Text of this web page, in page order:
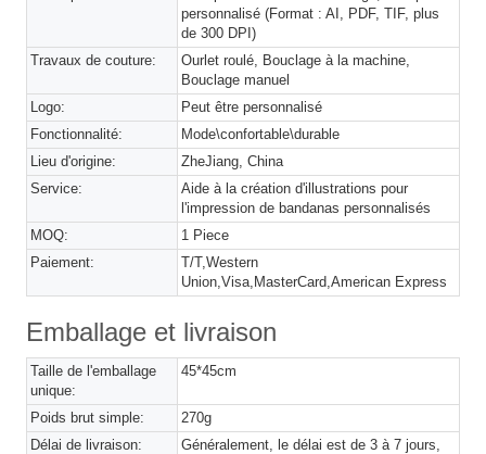
personnalisé (Format : AI, PDF, TIF, plus
de 300 DPI)
Travaux de couture:
Ourlet roulé, Bouclage à la machine,
Bouclage manuel
Logo:
Peut être personnalisé
Fonctionnalité:
Mode\confortable\durable
Lieu d'origine:
ZheJiang, China
Service:
Aide à la création d'illustrations pour
l'impression de bandanas personnalisés
MOQ:
1 Piece
Paiement:
T/T,Western
Union,Visa,MasterCard,American Express
Emballage et livraison
Taille de l'emballage
unique:
45*45cm
Poids brut simple:
270g
Délai de livraison:
Généralement, le délai est de 3 à 7 jours,